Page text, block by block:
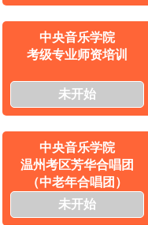
中央音乐学院
考级专业师资培训
未开始
中央音乐学院
温州考区芳华合唱团
（中老年合唱团）
未开始